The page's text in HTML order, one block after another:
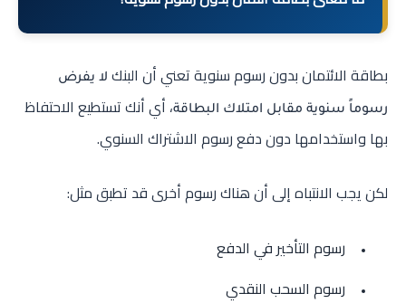
بطاقة الائتمان بدون رسوم سنوية تعني أن البنك لا يفرض
رسوماً سنوية مقابل امتلاك البطاقة، أي أنك تستطيع الاحتفاظ
بها واستخدامها دون دفع رسوم الاشتراك السنوي.
لكن يجب الانتباه إلى أن هناك رسوم أخرى قد تطبق مثل:
رسوم التأخير في الدفع
رسوم السحب النقدي